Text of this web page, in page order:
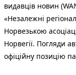
видавців новин
«Незалежні
Норвезькою
Норвегії. Погляди
офіційну позицію